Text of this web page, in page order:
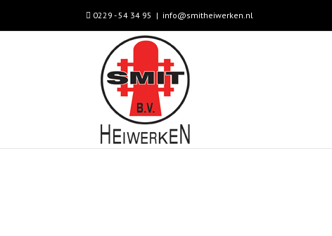
0229 - 54 34 95 | info@smitheiwerken.nl